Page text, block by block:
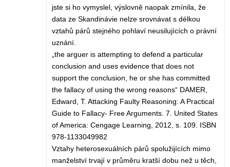
jste si ho vymyslel, výslovně naopak zmínila, že
data ze Skandinávie nelze srovnávat s délkou
vztahů párů stejného pohlaví neusilujících o právní
uznání.
„the arguer is attempting to defend a particular
conclusion and uses evidence that does not
support the conclusion, he or she has committed
the fallacy of using the wrong reasons“ DAMER,
Edward, T. Attacking Faulty Reasoning: A Practical
Guide to Fallacy- Free Arguments. 7. United States
of America: Cengage Learning, 2012, s. 109. ISBN
978-1133049982
Vztahy heterosexuálních párů spolužijících mimo
manželství trvají v průměru kratší dobu než u těch,